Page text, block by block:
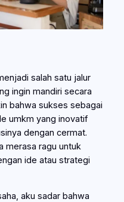
salah satu jalur
ingin mandiri secara
bahwa sukses sebagai
umkm yang inovatif
dengan cermat.
merasa ragu untuk
ide atau strategi
aku sadar bahwa